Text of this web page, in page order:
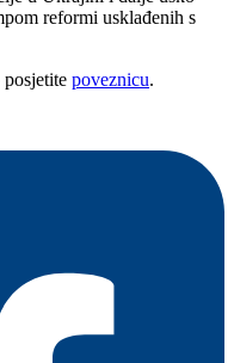
reformi usklađenih s
poveznicu.